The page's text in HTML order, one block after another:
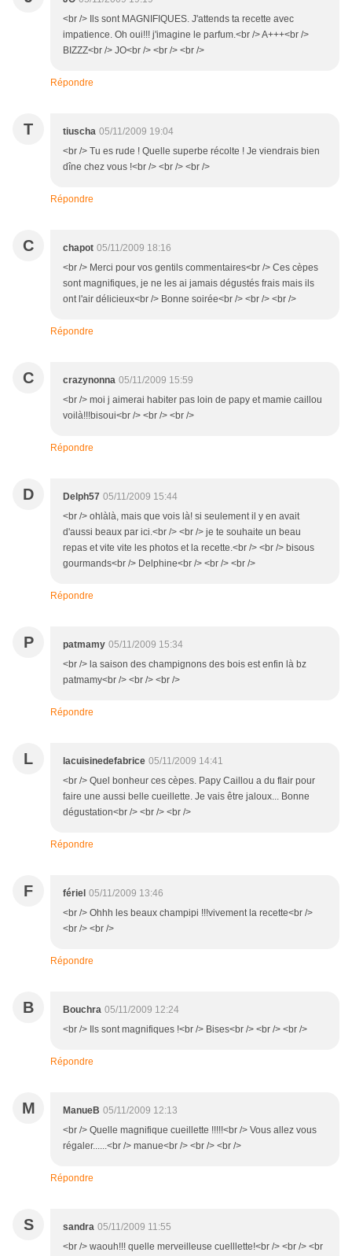
<br /> Ils sont MAGNIFIQUES. J'attends ta recette avec
impatience. Oh oui!!! j'imagine le parfum.<br /> A+++<br />
BIZZZ<br /> JO<br /> <br /> <br />
Répondre
T tiuscha 05/11/2009 19:04
<br /> Tu es rude ! Quelle superbe récolte ! Je viendrais bien
dîne chez vous !<br /> <br /> <br />
Répondre
C chapot 05/11/2009 18:16
<br /> Merci pour vos gentils commentaires<br /> Ces cèpes
sont magnifiques, je ne les ai jamais dégustés frais mais ils
ont l'air délicieux<br /> Bonne soirée<br /> <br /> <br />
Répondre
C crazynonna 05/11/2009 15:59
<br /> moi j aimerai habiter pas loin de papy et mamie caillou
voilà!!!bisoui<br /> <br /> <br />
Répondre
D Delph57 05/11/2009 15:44
<br /> ohlàlà, mais que vois là! si seulement il y en avait
d'aussi beaux par ici.<br /> <br /> je te souhaite un beau
repas et vite vite les photos et la recette.<br /> <br /> bisous
gourmands<br /> Delphine<br /> <br /> <br />
Répondre
P patmamy 05/11/2009 15:34
<br /> la saison des champignons des bois est enfin là bz
patmamy<br /> <br /> <br />
Répondre
L lacuisinedefabrice 05/11/2009 14:41
<br /> Quel bonheur ces cèpes. Papy Caillou a du flair pour
faire une aussi belle cueillette. Je vais être jaloux... Bonne
dégustation<br /> <br /> <br />
Répondre
F fériel 05/11/2009 13:46
<br /> Ohhh les beaux champipi !!!vivement la recette<br />
<br /> <br />
Répondre
B Bouchra 05/11/2009 12:24
<br /> Ils sont magnifiques !<br /> Bises<br /> <br /> <br />
Répondre
M ManueB 05/11/2009 12:13
<br /> Quelle magnifique cueillette !!!!!<br /> Vous allez vous
régaler......<br /> manue<br /> <br /> <br />
Répondre
S sandra 05/11/2009 11:55
<br /> waouh!!! quelle merveilleuse cuelllette!<br /> <br /> <br